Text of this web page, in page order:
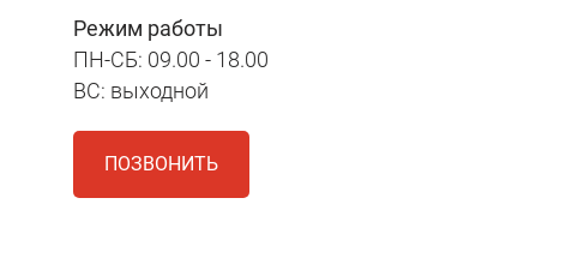
Режим работы
ПН-СБ: 09.00 - 18.00
ВС: выходной
ПОЗВОНИТЬ